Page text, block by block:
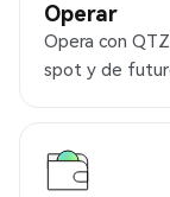
Operar
Opera con
spot y de